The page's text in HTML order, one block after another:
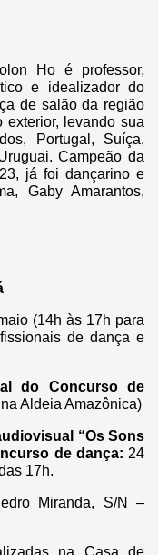
Ho é professor,
e idealizador do
de salão da região
exterior, levando sua
Portugal, Suíça,
Campeão da
já foi dançarino e
Gaby Amarantos,
(14h às 17h para
de dança e
do Concurso de
Aldeia Amazônica)
“Os Sons
de dança: 24
17h.
Miranda, S/N –
na Casa de